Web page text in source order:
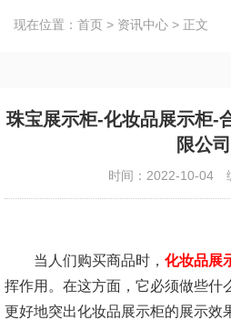
现在位置： 首页 > 资讯中心 > 正文
珠宝展示柜-化妆品展示柜-
限公司
时间：2022-10-04
当人们购买商品时， 化妆品展
挥作用。在这方面，它必须做些什
更好地突出化妆品展示柜的展示效